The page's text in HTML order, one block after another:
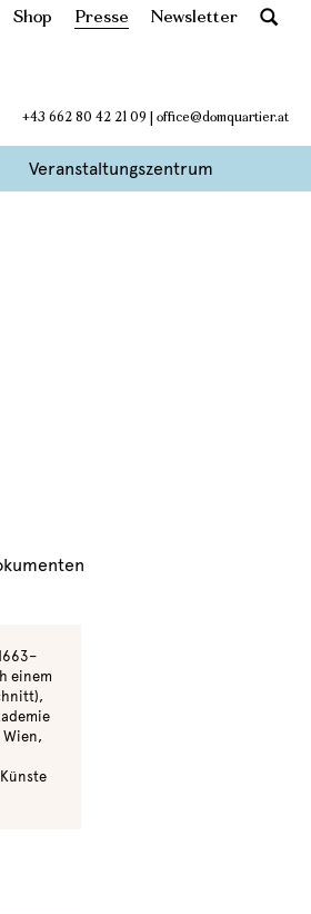
Shop Presse Newsletter
+43 662 80 42 21 09 | office@domquartier.at
Veranstaltungszentrum
einem